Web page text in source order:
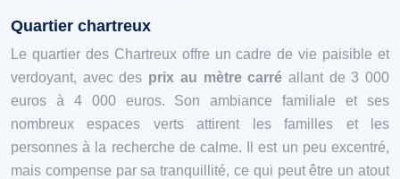
Quartier chartreux
Le quartier des Chartreux offre un cadre de vie paisible et
verdoyant, avec des prix au mètre carré allant de 3 000
euros à 4 000 euros. Son ambiance familiale et ses
nombreux espaces verts attirent les familles et les
personnes à la recherche de calme. Il est un peu excentré,
mais compense par sa tranquillité, ce qui peut être un atout